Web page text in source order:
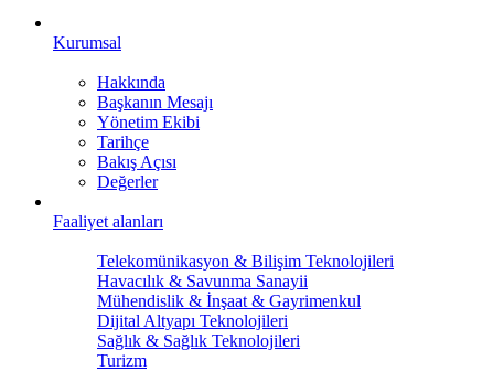
Kurumsal
Hakkında
Başkanın Mesajı
Yönetim Ekibi
Tarihçe
Bakış Açısı
Değerler
Faaliyet alanları
Telekomünikasyon & Bilişim Teknolojileri
Havacılık & Savunma Sanayii
Mühendislik & İnşaat & Gayrimenkul
Dijital Altyapı Teknolojileri
Sağlık & Sağlık Teknolojileri
Turizm